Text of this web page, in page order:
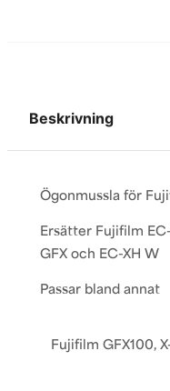
Beskrivning
Ögonmussla för
Ersätter Fujifilm EC-
GFX och EC-XH W
Passar bland annat
Fujifilm GFX100,